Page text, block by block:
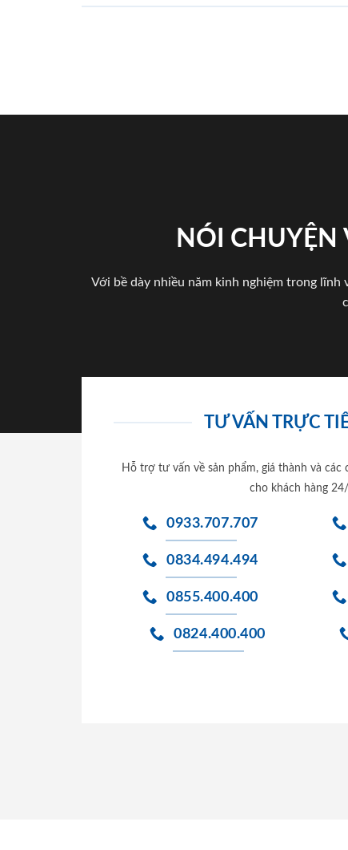
NÓI CHUYỆN
Với bề dày nhiều năm kinh nghiệm trong lĩnh
TƯ VẤN TRỰC
Hỗ trợ tư vấn về sản phẩm, giá thành và các
cho khách hàng
0933.707.707
0834.494.494
0855.400.400
0824.400.400